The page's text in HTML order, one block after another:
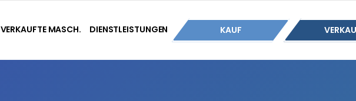
VERKAUFTE MASCH. DIENSTLEISTUNGEN KAUF